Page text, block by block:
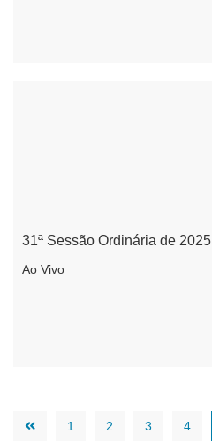
31ª Sessão Ordinária de 2025
Ao Vivo
1 2 3 4